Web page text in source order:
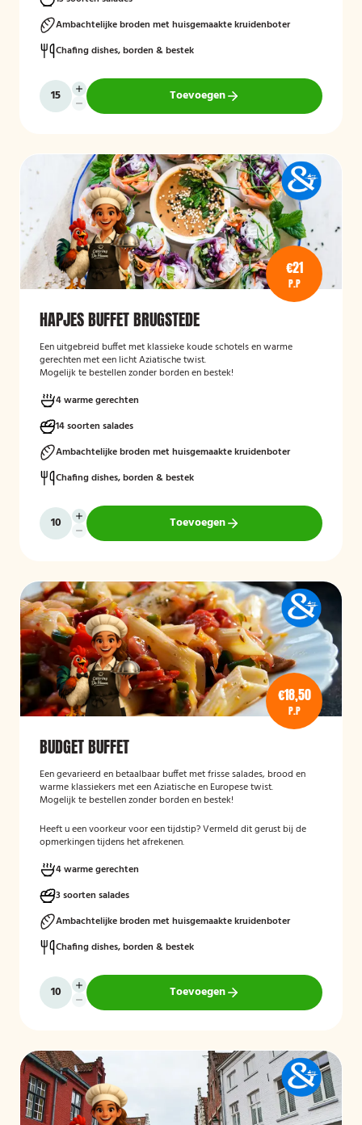
Ambachtelijke broden met huisgemaakte kruidenboter
Chafing dishes, borden & bestek
Toevoegen
€21
P.P
HAPJES BUFFET BRUGSTEDE
Een uitgebreid buffet met klassieke koude schotels en warme
gerechten met een licht Aziatische twist.
Mogelijk te bestellen zonder borden en bestek!
4 warme gerechten
14 soorten salades
Ambachtelijke broden met huisgemaakte kruidenboter
Chafing dishes, borden & bestek
Toevoegen
€18,50
P.P
BUDGET BUFFET
Een gevarieerd en betaalbaar buffet met frisse salades, brood en
warme klassiekers met een Aziatische en Europese twist.
Mogelijk te bestellen zonder borden en bestek!
Heeft u een voorkeur voor een tijdstip? Vermeld dit gerust bij de
opmerkingen tijdens het afrekenen.
4 warme gerechten
3 soorten salades
Ambachtelijke broden met huisgemaakte kruidenboter
Chafing dishes, borden & bestek
Toevoegen